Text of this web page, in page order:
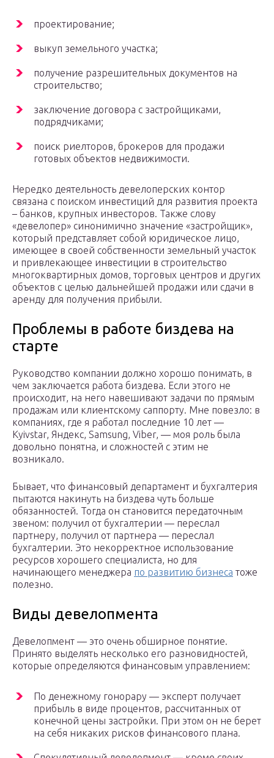
проектирование;
выкуп земельного участка;
получение разрешительных документов на
строительство;
заключение договора с застройщиками,
подрядчиками;
поиск риелторов, брокеров для продажи
готовых объектов недвижимости.
Нередко деятельность девелоперских контор
связана с поиском инвестиций для развития проекта
– банков, крупных инвесторов. Также слову
«девелопер» синонимично значение «застройщик»,
который представляет собой юридическое лицо,
имеющее в своей собственности земельный участок
и привлекающее инвестиции в строительство
многоквартирных домов, торговых центров и других
объектов с целью дальнейшей продажи или сдачи в
аренду для получения прибыли.
Проблемы в работе биздева на
старте
Руководство компании должно хорошо понимать, в
чем заключается работа биздева. Если этого не
происходит, на него навешивают задачи по прямым
продажам или клиентскому саппорту. Мне повезло: в
компаниях, где я работал последние 10 лет —
Kyivstar, Яндекс, Samsung, Viber, — моя роль была
довольно понятна, и сложностей с этим не
возникало.
Бывает, что финансовый департамент и бухгалтерия
пытаются накинуть на биздева чуть больше
обязанностей. Тогда он становится передаточным
звеном: получил от бухгалтерии — переслал
партнеру, получил от партнера — переслал
бухгалтерии. Это некорректное использование
ресурсов хорошего специалиста, но для
начинающего менеджера по развитию бизнеса тоже
полезно.
Виды девелопмента
Девелопмент — это очень обширное понятие.
Принято выделять несколько его разновидностей,
которые определяются финансовым управлением:
По денежному гонорару — эксперт получает
прибыль в виде процентов, рассчитанных от
конечной цены застройки. При этом он не берет
на себя никаких рисков финансового плана.